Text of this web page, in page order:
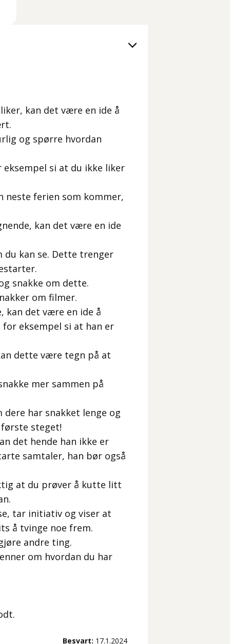
kan det være en ide å
og spørre hvordan
si at du ikke liker
neste ferien som kommer,
kan det være en ide
kan se. Dette trenger
snakke om dette.
om filmer.
kan det være en ide å
eksempel si at han er
dette være tegn på at
mer sammen på
har snakket lenge og
steget!
det hende han ikke er
samtaler, han bør også
at du prøver å kutte litt
tar initiativ og viser at
å tvinge noe frem.
andre ting.
om hvordan du har
Besvart: 17.1.2024